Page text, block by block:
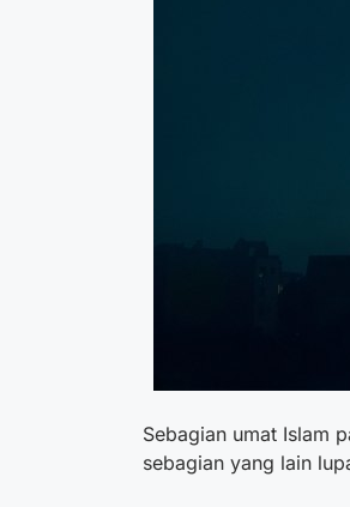
Sebagian umat Islam
sebagian yang lain